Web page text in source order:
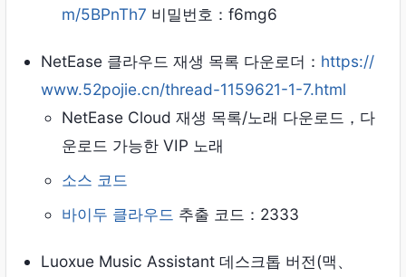
m/5BPnTh7 비밀번호：f6mg6
NetEase 클라우드 재생 목록 다운로더： https://
www.52pojie.cn/thread-1159621-1-7.html
NetEase Cloud 재생 목록/노래 다운로드，다
운로드 가능한 VIP 노래
소스 코드
바이두 클라우드 추출 코드：2333
Luoxue Music Assistant 데스크톱 버전(맥、